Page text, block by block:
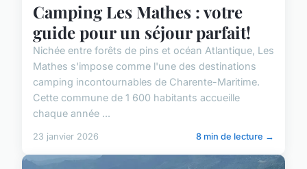
Camping Les Mathes : votre
guide pour un séjour parfait!
Nichée entre forêts de pins et océan Atlantique, Les
Mathes s'impose comme l'une des destinations
camping incontournables de Charente-Maritime.
Cette commune de 1 600 habitants accueille
chaque année ...
23 janvier 2026 8 min de lecture →